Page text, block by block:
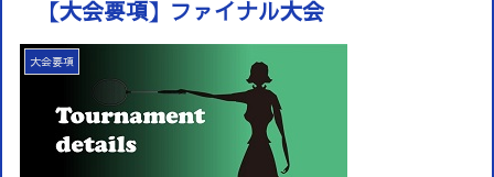
【大会要項】ファイナル大会
大会要項